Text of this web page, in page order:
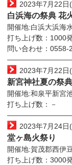
2023年7月22
白浜海の祭典 花
開催地:白浜大浜海
打ち上げ数：1000
問い合わせ：0558-
2023年7月22日
新宮神社夏の祭典
開催地:和泉平新
打ち上げ数：－
2023年7月24
堂ヶ島火祭り
開催地:賀茂郡西伊
打ち上げ数：3000